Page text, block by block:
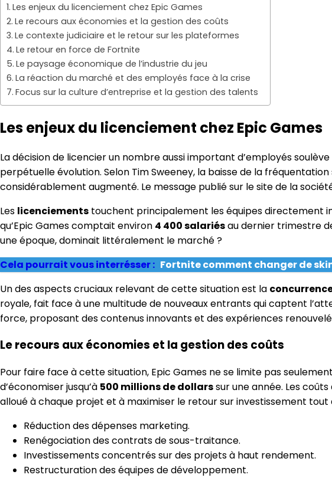
Les enjeux du licenciement chez Epic Games
Le recours aux économies et la gestion des coûts
Le contexte judiciaire et le retour sur les plateformes
Le retour en force de Fortnite
Le paysage économique de l’industrie du jeu
La réaction du marché et des employés face à la crise
Focus sur la culture d’entreprise et la gestion des talents
Les enjeux du licenciement chez Epic Games
La décision de licencier un nombre aussi important d’employés
perpétuelle évolution. Selon Tim Sweeney, la baisse de la
considérablement augmenté. Le message publié sur le site de la
Les licenciements touchent principalement les équipes directement
qu’Epic Games comptait environ 4 400 salariésau dernier trimestre
une époque, dominait littéralement le marché ?
Cela pourrait vous interrésser : Fortnite comment changer de
Un des aspects cruciaux relevant de cette situation est la
royale, fait face à une multitude de nouveaux entrants qui captent
force, proposant des contenus innovants et des expériences
Le recours aux économies et la gestion des coûts
Pour faire face à cette situation, Epic Games ne se limite pas
d’économiser jusqu’à 500 millions de dollarssur une année. Les
alloué à chaque projet et à maximiser le retour sur investissement
Réduction des dépenses marketing.
Renégociation des contrats de sous-traitance.
Investissements concentrés sur des projets à haut rendement.
Restructuration des équipes de développement.